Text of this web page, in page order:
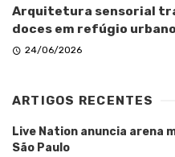
Arquitetura sensorial
doces em refúgio
24/06/2026
ARTIGOS RECENTES
Live Nation anuncia arena
São Paulo